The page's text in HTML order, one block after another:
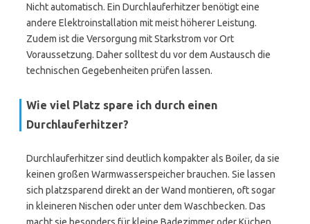
Nicht automatisch. Ein Durchlauferhitzer benötigt eine
andere Elektroinstallation mit meist höherer Leistung.
Zudem ist die Versorgung mit Starkstrom vor Ort
Voraussetzung. Daher solltest du vor dem Austausch die
technischen Gegebenheiten prüfen lassen.
Wie viel Platz spare ich durch einen
Durchlauferhitzer?
Durchlauferhitzer sind deutlich kompakter als Boiler, da sie
keinen großen Warmwasserspeicher brauchen. Sie lassen
sich platzsparend direkt an der Wand montieren, oft sogar
in kleineren Nischen oder unter dem Waschbecken. Das